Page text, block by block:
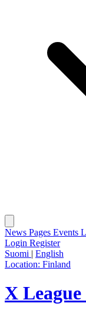
News Pages Events
Login Register
Suomi | English
Location: Finland
X